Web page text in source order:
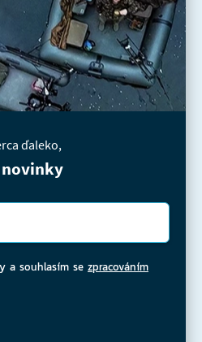
ďaleko,
a souhlasím se zpracováním